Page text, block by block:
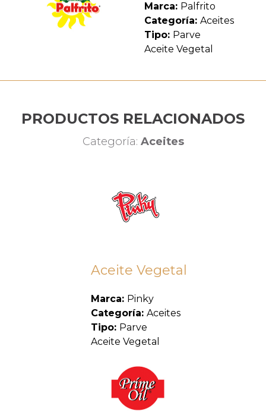
Marca: Palfrito
Categoría: Aceites
Tipo: Parve
Aceite Vegetal
PRODUCTOS RELACIONADOS
Categoría: Aceites
Aceite Vegetal
Marca: Pinky
Categoría: Aceites
Tipo: Parve
Aceite Vegetal